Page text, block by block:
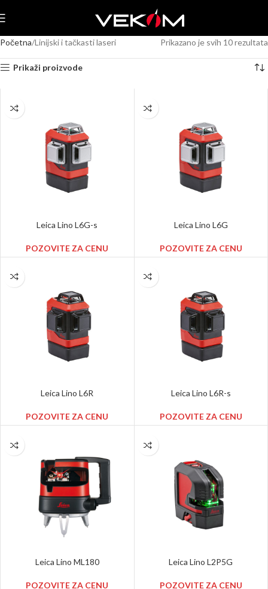
Početna Linijski i tačkasti laseri Prikazano je svih 10 rezultata
Prikaži proizvode
Leica Lino L6G-s
POZOVITE ZA CENU
Leica Lino L6G
POZOVITE ZA CENU
Leica Lino L6R
POZOVITE ZA CENU
Leica Lino L6R-s
POZOVITE ZA CENU
Leica Lino ML180
POZOVITE ZA CENU
Leica Lino L2P5G
POZOVITE ZA CENU